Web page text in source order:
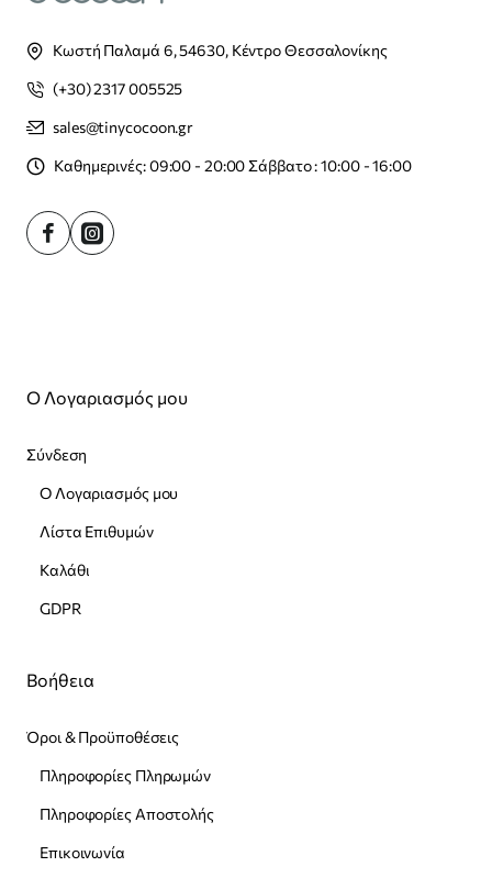
Κωστή Παλαμά 6, 54630, Κέντρο Θεσσαλονίκης
(+30) 2317 005525
sales@tinycocoon.gr
Καθημερινές: 09:00 - 20:00 Σάββατο : 10:00 - 16:00
Ο Λογαριασμός μου
Σύνδεση
Ο Λογαριασμός μου
Λίστα Επιθυμών
Καλάθι
GDPR
Βοήθεια
Όροι & Προϋποθέσεις
Πληροφορίες Πληρωμών
Πληροφορίες Αποστολής
Επικοινωνία